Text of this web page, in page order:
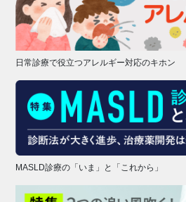
日常診療で役立つアレルギー対応のキホン
MASLD診療の「いま」と「これから」